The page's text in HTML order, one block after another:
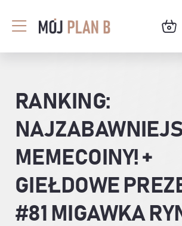
zawartości
Toggle
Navigation
SKUTECZNOŚĆ ANALIZ
RANKING:
MEMECOINY! +
GIEŁDOWE
#81 MIGAWKA